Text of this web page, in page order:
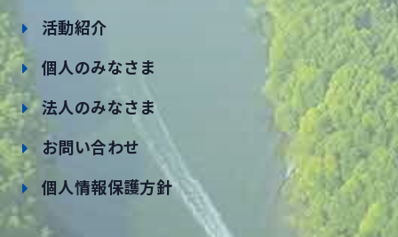
活動紹介
個人のみなさま
法人のみなさま
お問い合わせ
個人情報保護方針